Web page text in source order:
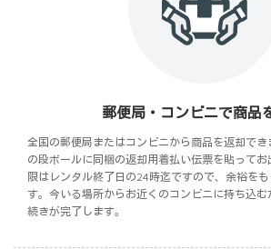
郵便局・コンビニで商品
全国の郵便局またはコンビニから商品を返却で
の段ボールに同梱の返却用着払い伝票を貼ってお
限はレンタル終了日の24時迄ですので、余裕を
す。今いる場所からお近くのコンビニに持ち込
続きが完了します。